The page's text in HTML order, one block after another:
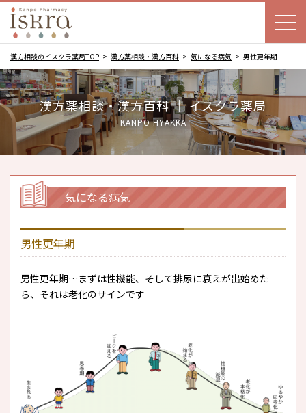
漢方相談のイスクラ薬局TOP 漢方薬相談・漢方百科 気になる病気 男性更年期
漢方薬相談・漢方百科 ｜ イスクラ薬局
KANPO HYAKKA
気になる病気
男性更年期
男性更年期…まずは性機能、そして排尿に衰えが出始めた
ら、それは老化のサインです